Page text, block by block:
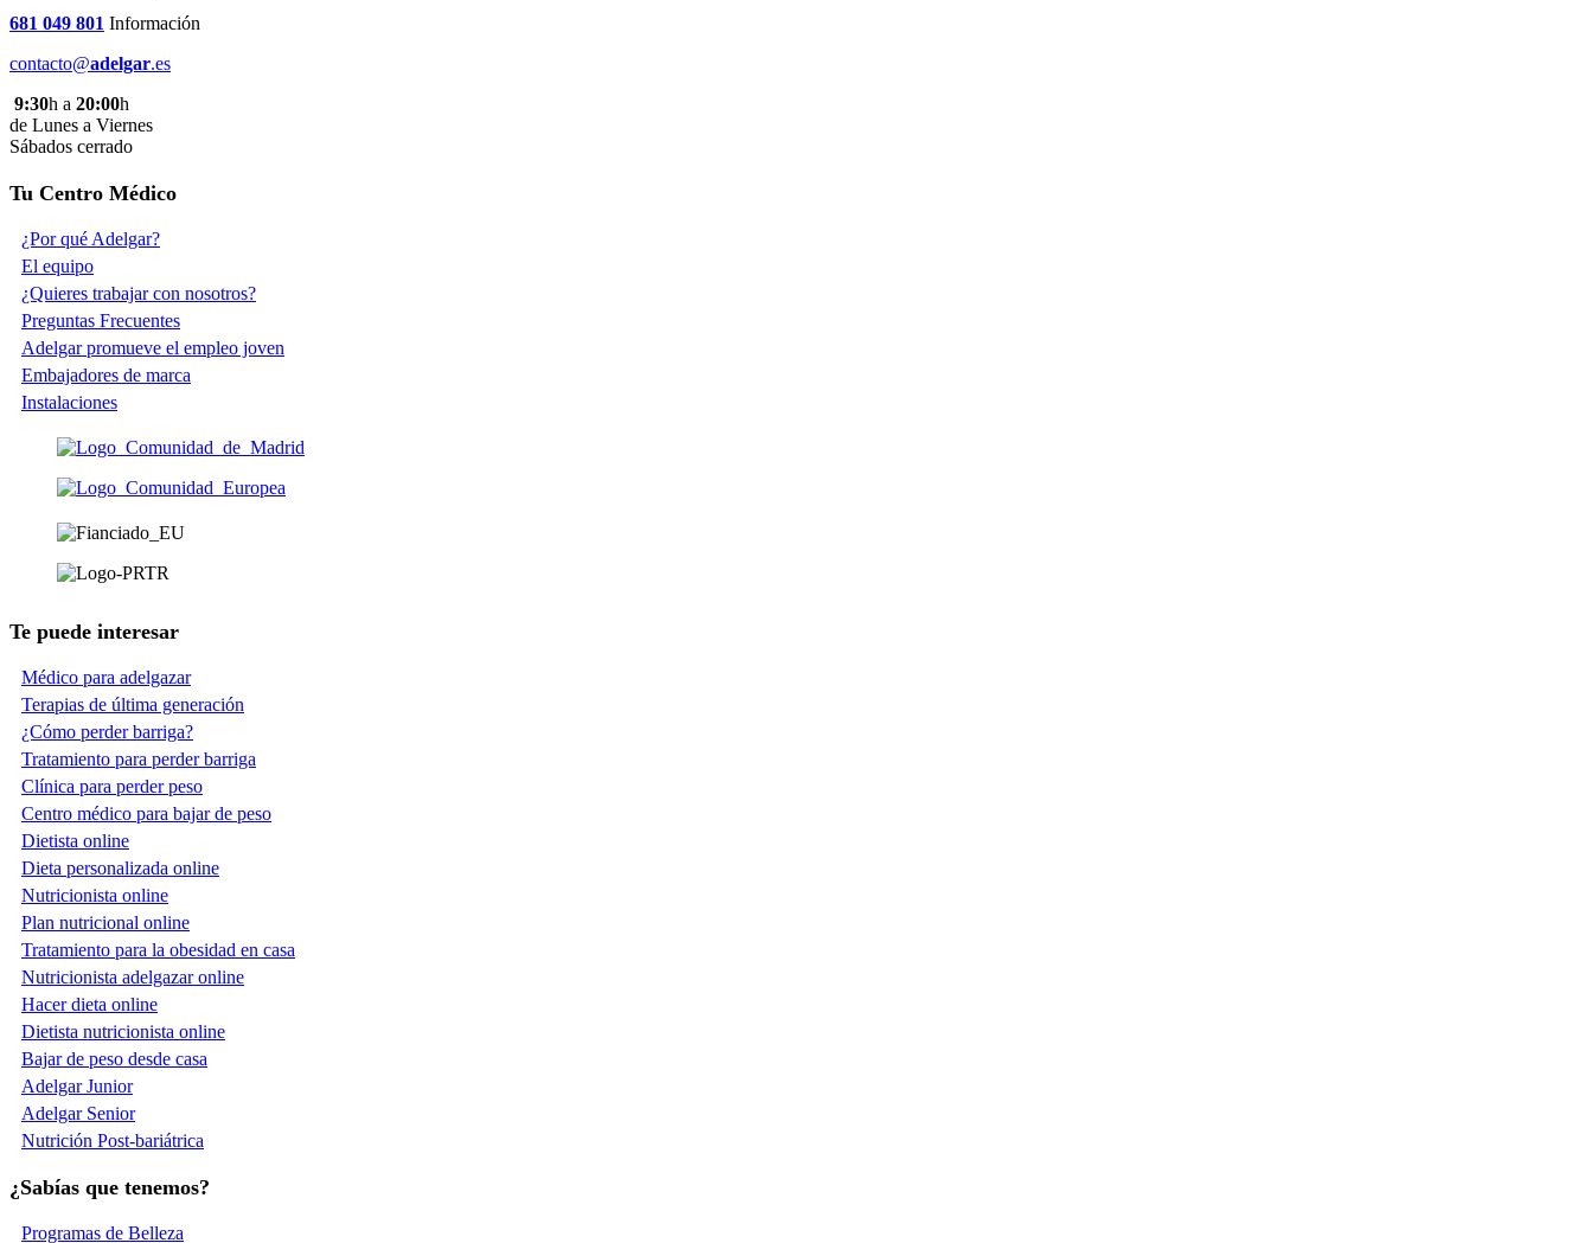
681 049 801 Información
contacto@adelgar.es
9:30h a 20:00h
de Lunes a Viernes
Sábados cerrado
Tu Centro Médico
¿Por qué Adelgar?
El equipo
¿Quieres trabajar con nosotros?
Preguntas Frecuentes
Adelgar promueve el empleo joven
Embajadores de marca
Instalaciones
Te puede interesar
Médico para adelgazar
Terapias de última generación
¿Cómo perder barriga?
Tratamiento para perder barriga
Clínica para perder peso
Centro médico para bajar de peso
Dietista online
Dieta personalizada online
Nutricionista online
Plan nutricional online
Tratamiento para la obesidad en casa
Nutricionista adelgazar online
Hacer dieta online
Dietista nutricionista online
Bajar de peso desde casa
Adelgar Junior
Adelgar Senior
Nutrición Post-bariátrica
¿Sabías que tenemos?
Programas de Belleza